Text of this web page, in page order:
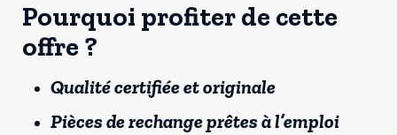
Pourquoi profiter de cette
offre ?
Qualité certifiée et originale
Pièces de rechange prêtes à l’emploi